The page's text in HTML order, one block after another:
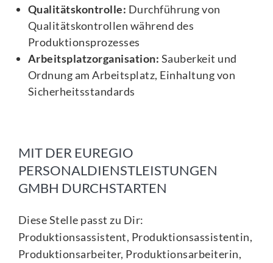
Qualitätskontrolle: Durchführung von
Qualitätskontrollen während des
Produktionsprozesses
Arbeitsplatzorganisation: Sauberkeit und
Ordnung am Arbeitsplatz, Einhaltung von
Sicherheitsstandards
MIT DER EUREGIO
PERSONALDIENSTLEISTUNGEN
GMBH DURCHSTARTEN
Diese Stelle passt zu Dir:
Produktionsassistent, Produktionsassistentin,
Produktionsarbeiter, Produktionsarbeiterin,